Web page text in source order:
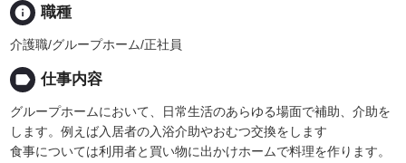
info 職種
介護職/グループホーム/正社員
label 仕事内容
グループホームにおいて、日常生活のあらゆる場面で補助、介助を
します。例えば入居者の入浴介助やおむつ交換をします
食事については利用者と買い物に出かけホームで料理を作ります。